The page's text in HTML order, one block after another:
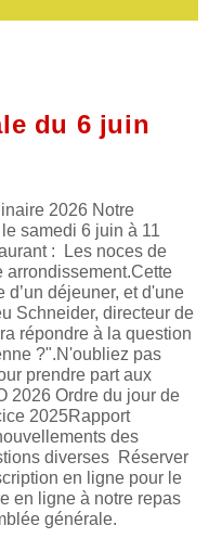
du 6 juin
2026 Notre
samedi 6 juin à 11
: Les noces de
arrondissement.Cette
déjeuner, et d'une
Schneider, directeur de
répondre à la question
?".N'oubliez pas
prendre part aux
2026 Ordre du jour de
2025Rapport
des
diverses Réserver
en ligne pour le
en ligne à notre repas
générale.